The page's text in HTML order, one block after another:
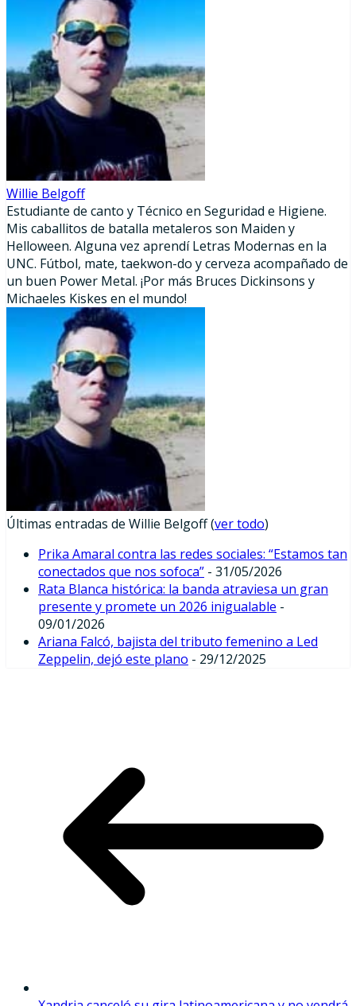
Willie Belgoff
Estudiante de canto y Técnico en Seguridad e Higiene.
Mis caballitos de batalla metaleros son Maiden y
Helloween. Alguna vez aprendí Letras Modernas en la
UNC. Fútbol, mate, taekwon-do y cerveza acompañado de
un buen Power Metal. ¡Por más Bruces Dickinsons y
Michaeles Kiskes en el mundo!
Últimas entradas de Willie Belgoff(ver todo)
Prika Amaral contra las redes sociales: “Estamos tan
conectados que nos sofoca” - 31/05/2026
Rata Blanca histórica: la banda atraviesa un gran
presente y promete un 2026 inigualable -
09/01/2026
Ariana Falcó, bajista del tributo femenino a Led
Zeppelin, dejó este plano - 29/12/2025